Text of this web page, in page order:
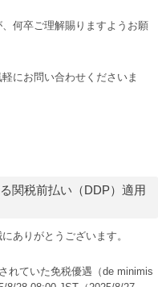
何卒ご理解賜りますようお願
にお問い合わせくださいま
関税前払い（DDP）適用
ありがとうございます。
れていた免税優遇（de minimis